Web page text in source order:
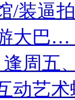
/装逼
大巴…
逢周五
动艺